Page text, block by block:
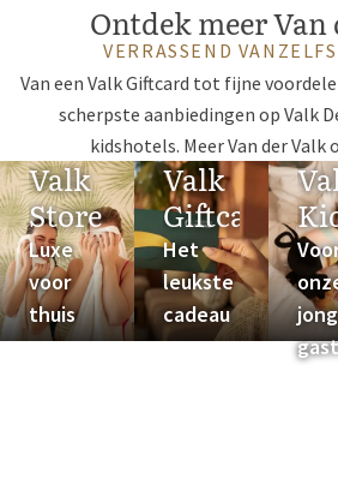
Ontdek meer
VERRASSEND
Van een Valk Giftcard tot fijne
scherpste aanbiedingen op Valk
kidshotels. Meer Van der Valk
Valk
Store
Luxe
voor
thuis
Valk
Giftcard
Het
leukste
cadeau